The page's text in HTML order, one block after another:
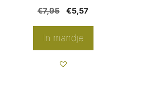
€7,95
Oorspronkelijke
was:
€7,95.
€5,57
€5,57.
In mandje